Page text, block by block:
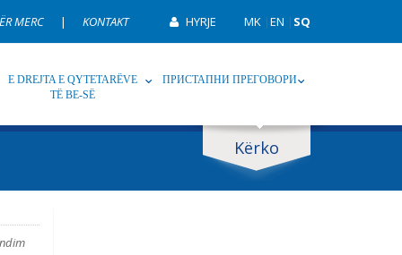
MERC | KONTAKT HYRJE MK |EN | SQ
E DREJTA E QYTETARËVE
TË BE-SË
ПРИСТАПНИ ПРЕГОВОРИ
Kërko